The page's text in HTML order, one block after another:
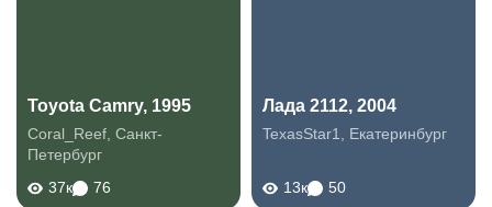
Toyota Camry, 1995
Coral_Reef Санкт-
Петербург
37к
76
Лада 2112, 2004
TexasStar1 Екатеринбург
13к 50